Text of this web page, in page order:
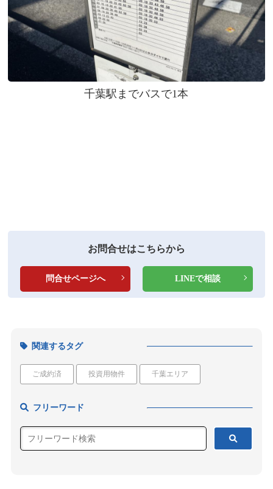
千葉駅までバスで1本
お問合せはこちらから
問合せページへ LINEで相談
関連するタグ
ご成約済 投資用物件 千葉エリア
フリーワード